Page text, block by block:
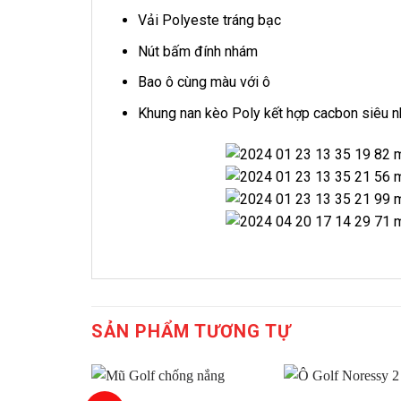
Vải Polyeste tráng bạc
Nút bấm đính nhám
Bao ô cùng màu với ô
Khung nan kèo Poly kết hợp cacbon siêu
SẢN PHẨM TƯƠNG TỰ